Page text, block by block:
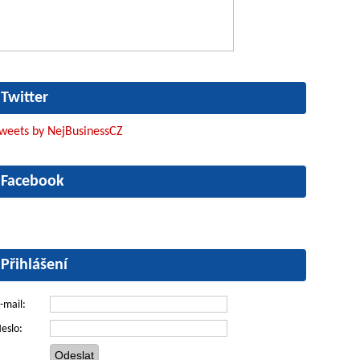
Twitter
by NejBusinessCZ
Facebook
Přihlášení
mail: